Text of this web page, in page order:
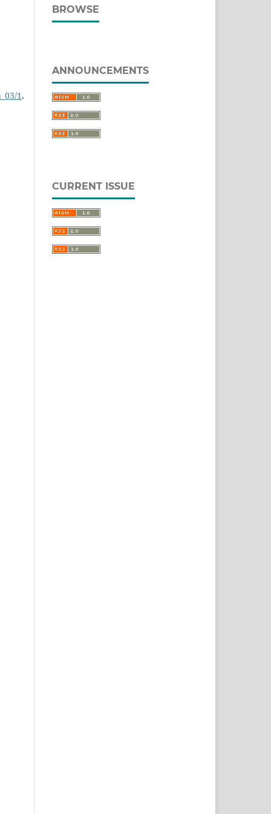
1.
BROWSE
ANNOUNCEMENTS
CURRENT ISSUE